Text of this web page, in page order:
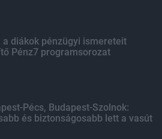
a diákok pénzügyi ismereteit
Pénz7 programsorozat
Pécs, Budapest-Szolnok:
és biztonságosabb lett a vasút